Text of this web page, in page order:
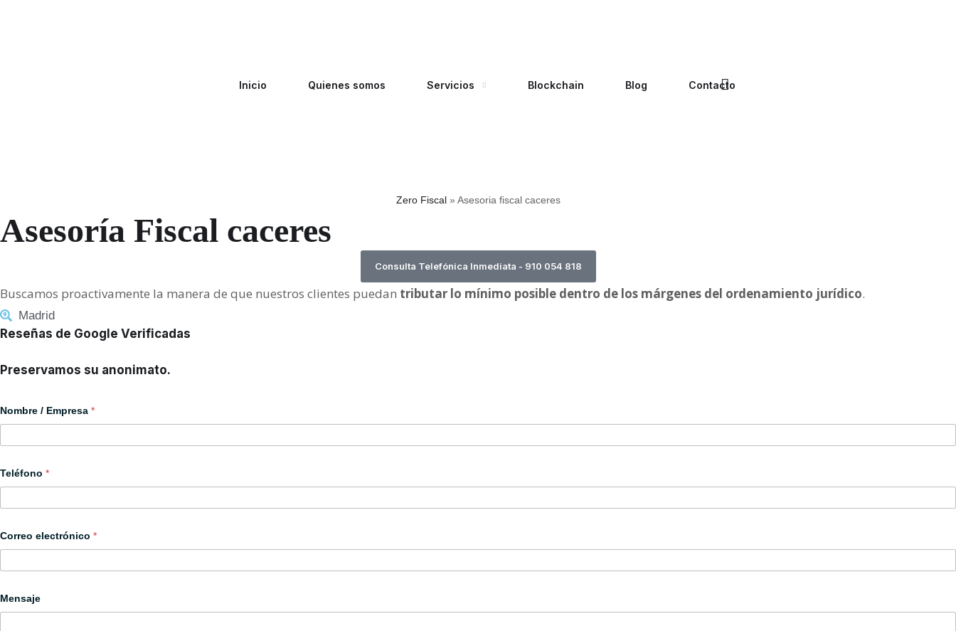
Inicio Quienes somos Servicios Blockchain Blog Contacto
Zero Fiscal» Asesoria fiscal caceres
Asesoría Fiscal caceres
Consulta Telefónica Inmediata - 910 054 818
Buscamos proactivamente la manera de que nuestros clientes puedan tributar lo mínimo posible dentro de los márgenes del ordenamiento jurídico.
Madrid
Reseñas de Google Verificadas
Preservamos su anonimato.
Nombre / Empresa *
o
l
t
c
a
o
b
Teléfono *
Correo electrónico *
Mensaje